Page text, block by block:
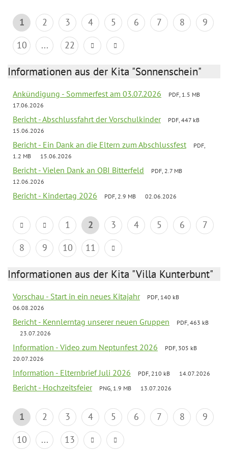
1 2 3 4 5 6 7 8
9
10
... 22
Informationen aus der Kita "Sonnenschein"
Ankündigung - Sommerfest am 03.07.2026
PDF, 1.5 MB
17.06.2026
Bericht - Abschlussfahrt der Vorschulkinder
PDF, 447 kB
15.06.2026
Bericht - Ein Dank an die Eltern zum Abschlussfest
PDF,
1.2 MB
15.06.2026
Bericht - Vielen Dank an OBI Bitterfeld
PDF, 2.7 MB
12.06.2026
Bericht - Kindertag 2026 PDF, 2.9 MB 02.06.2026
1 2 3 4 5 6
7
8
9 10 11
Informationen aus der Kita "Villa Kunterbunt"
Vorschau - Start in ein neues Kitajahr
PDF, 140 kB
06.08.2026
Bericht - Kennlerntag unserer neuen Gruppen
PDF, 463 kB
23.07.2026
Information - Video zum Neptunfest 2026
PDF, 305 kB
20.07.2026
Information - Elternbrief Juli 2026 PDF, 210 kB 14.07.2026
Bericht - Hochzeitsfeier PNG, 1.9 MB 13.07.2026
1 2 3 4 5 6 7 8
9
10
... 13